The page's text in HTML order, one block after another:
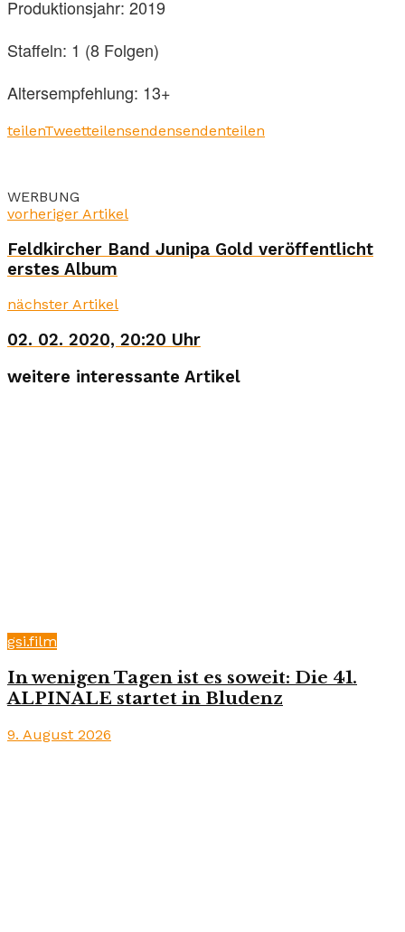
Produktionsjahr: 2019
Staffeln: 1 (8 Folgen)
Altersempfehlung: 13+
teilenTweetteilensendensendenteilen
WERBUNG
vorheriger Artikel
Feldkircher Band Junipa Gold veröffentlicht
erstes Album
nächster Artikel
02. 02. 2020, 20:20 Uhr
weitere interessante Artikel
gsi.film
In wenigen Tagen ist es soweit: Die 41.
ALPINALE startet in Bludenz
9. August 2026